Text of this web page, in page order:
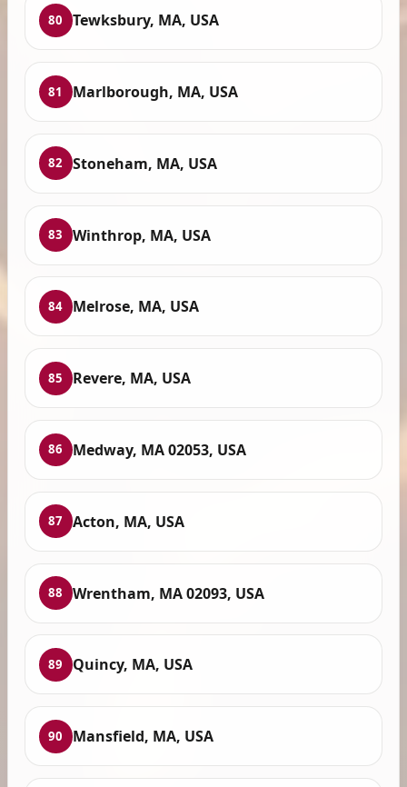
80 Tewksbury, MA, USA
81 Marlborough, MA, USA
82 Stoneham, MA, USA
83 Winthrop, MA, USA
84 Melrose, MA, USA
85 Revere, MA, USA
86 Medway, MA 02053, USA
87 Acton, MA, USA
88 Wrentham, MA 02093, USA
89 Quincy, MA, USA
90 Mansfield, MA, USA